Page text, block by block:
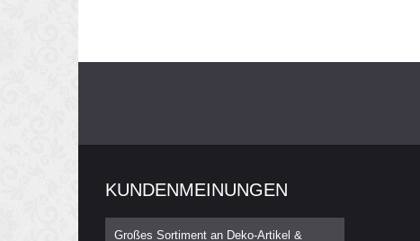
KUNDENMEINUNGEN
Großes Sortiment an Deko-Artikel &